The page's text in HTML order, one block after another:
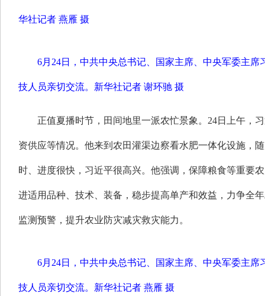
华社记者 燕雁 摄
6月24日，中共中央总书记、国家主席、中央军委主
技人员亲切交流。 新华社记者 谢环驰 摄
正值夏播时节，田间地里一派农忙景象。24日上午，
资供应等情况。他来到农田灌渠边察看水肥一体化设施，
时、进度很快，习近平很高兴。他强调，保障粮食等重要
进适用品种、技术、装备，稳步提高单产和效益，力争全
监测预警，提升农业防灾减灾救灾能力。
6月24日，中共中央总书记、国家主席、中央军委主
技人员亲切交流。 新华社记者 燕雁 摄